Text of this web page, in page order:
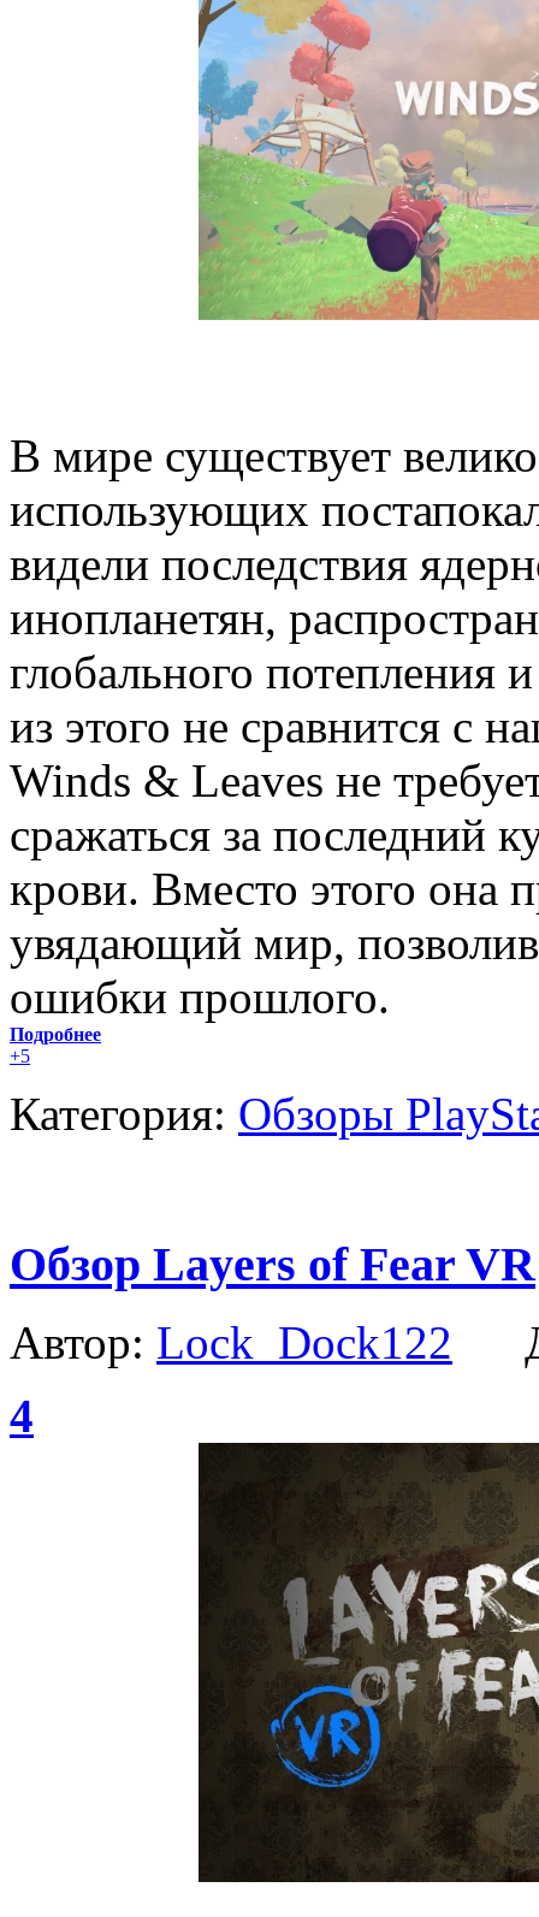
В мире существует
использующих
видели последствия
инопланетян,
глобального потепления
из этого не сравнится с
Winds & Leaves не
сражаться за последний
крови. Вместо этого она
увядающий мир,
ошибки прошлого.
Подробнее
+5
Категория: Обзоры
Обзор Layers of Fear VR
Автор: Lock_Dock122
4